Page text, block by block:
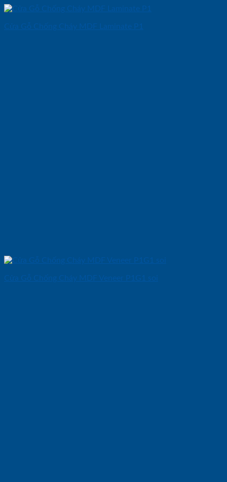
Cửa Gỗ Chống Cháy MDF Laminate P1
Cửa Gỗ Chống Cháy MDF Veneer P1G1 soi